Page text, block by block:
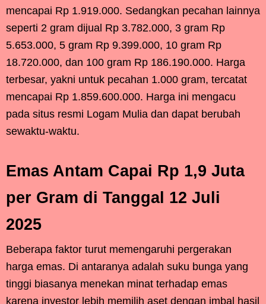
mencapai Rp 1.919.000. Sedangkan pecahan lainnya
seperti 2 gram dijual Rp 3.782.000, 3 gram Rp
5.653.000, 5 gram Rp 9.399.000, 10 gram Rp
18.720.000, dan 100 gram Rp 186.190.000. Harga
terbesar, yakni untuk pecahan 1.000 gram, tercatat
mencapai Rp 1.859.600.000. Harga ini mengacu
pada situs resmi Logam Mulia dan dapat berubah
sewaktu-waktu.
Emas Antam Capai Rp 1,9 Juta
per Gram di Tanggal 12 Juli
2025
Beberapa faktor turut memengaruhi pergerakan
harga emas. Di antaranya adalah suku bunga yang
tinggi biasanya menekan minat terhadap emas
karena investor lebih memilih aset dengan imbal hasil